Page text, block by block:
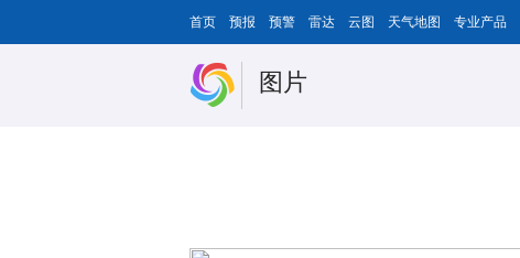
首页 预报 预警 雷达 云图 天气地图 专业产品
图片